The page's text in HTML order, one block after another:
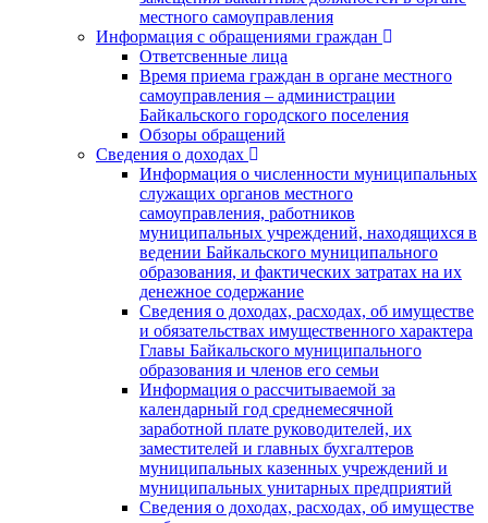
местного самоуправления
Информация с обращениями граждан
Ответсвенные лица
Время приема граждан в органе местного
самоуправления – администрации
Байкальского городского поселения
Обзоры обращений
Сведения о доходах
Информация о численности муниципальных
служащих органов местного
самоуправления, работников
муниципальных учреждений, находящихся в
ведении Байкальского муниципального
образования, и фактических затратах на их
денежное содержание
Сведения о доходах, расходах, об имуществе
и обязательствах имущественного характера
Главы Байкальского муниципального
образования и членов его семьи
Информация о рассчитываемой за
календарный год среднемесячной
заработной плате руководителей, их
заместителей и главных бухгалтеров
муниципальных казенных учреждений и
муниципальных унитарных предприятий
Сведения о доходах, расходах, об имуществе